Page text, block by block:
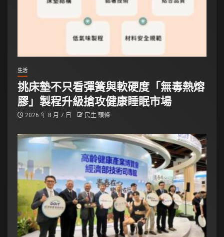
生活
挑床墊不只看彈簧與軟硬度「無毒熱熔
膠」製程升級搶攻健康睡眠市場
2026 年 8 月 7 日 民生 頭條